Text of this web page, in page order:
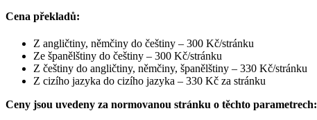
Cena překladů:
Z angličtiny, němčiny do češtiny – 300 Kč/stránku
Ze španělštiny do češtiny – 300 Kč/stránku
Z češtiny do angličtiny, němčiny, španělštiny – 330 Kč/stránku
Z cizího jazyka do cizího jazyka – 330 Kč za stránku
Ceny jsou uvedeny za normovanou stránku o těchto parametrech: